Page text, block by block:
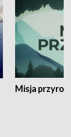
Misja